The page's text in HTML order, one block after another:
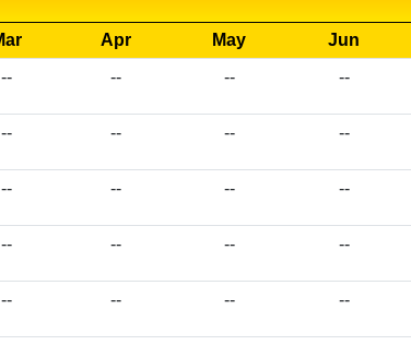
Apr May Jun
-- -- -- --
-- -- -- --
-- -- -- --
-- -- -- --
-- -- -- --